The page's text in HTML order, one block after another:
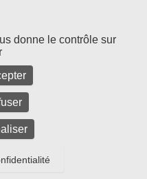
donne le contrôle sur